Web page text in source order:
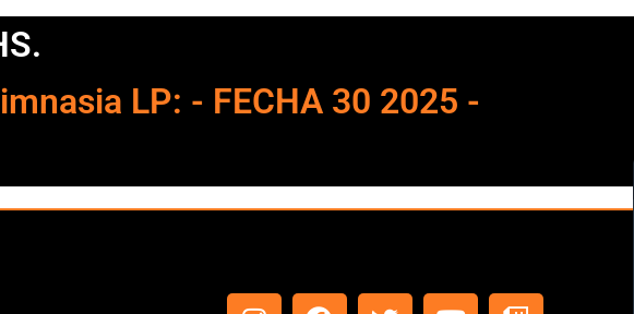
LP: - FECHA 30 2025 -